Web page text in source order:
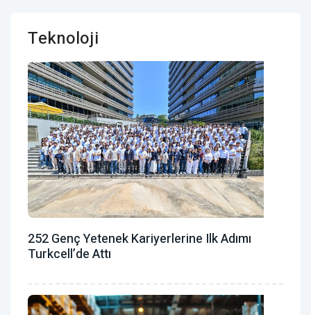
Teknoloji
252 Genç Yetenek Kariyerlerine Ilk Adımı
Turkcell’de Attı